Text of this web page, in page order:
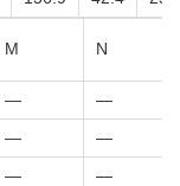
M N
—
—
—
—
—
—